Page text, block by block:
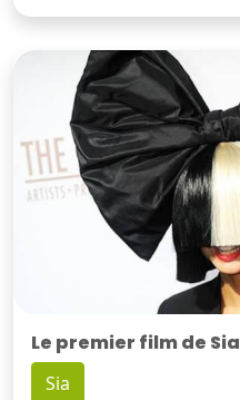
Le premier film de Sia
Sia